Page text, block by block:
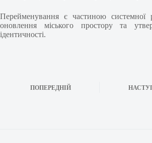
Перейменування є частиною системної
оновлення міського простору та
ідентичності.
ПОПЕРЕДНІЙ